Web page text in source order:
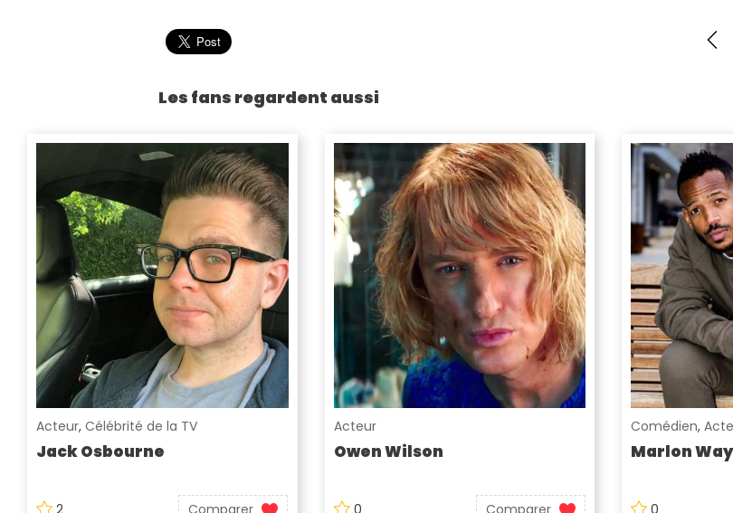
Les fans regardent aussi
Acteur, Célébrité de la TV
Jack Osbourne
2 Comparer
Acteur
Owen Wilson
0 Comparer
Comédien,
Marlon
0